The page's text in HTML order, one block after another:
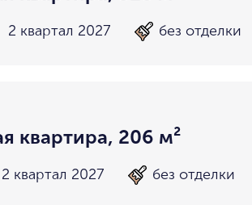
2 квартал 2027 без отделки
квартира, 206 м²
2 квартал 2027 без отделки